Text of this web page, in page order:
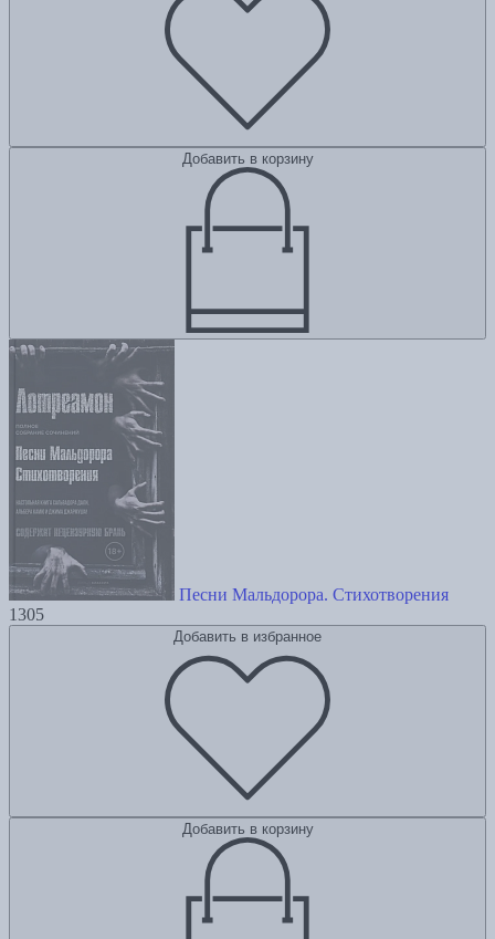
Добавить в корзину
Песни Мальдорора. Стихотворения
1305
Добавить в избранное
Добавить в корзину